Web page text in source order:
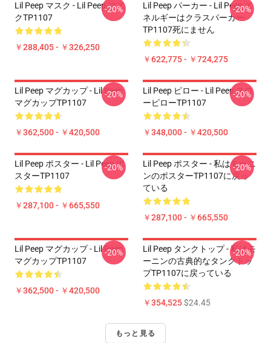
Lil Peep マスク - Lil Peep マス
クTP1107
￥288,405 - ￥326,250
-20%
Lil Peep パーカー - Lil Peep エ
ネルギーはクラスパーカー
TP1107死にません
￥622,775 - ￥724,275
-20%
Lil Peep マグカップ - Lil Peep
マグカップTP1107
￥362,500 - ￥420,500
-20%
Lil Peep ピロー - Lil Peep スロ
ーピローTP1107
￥348,000 - ￥420,500
-20%
Lil Peep ポスター - Lil Peep ポ
スターTP1107
￥287,100 - ￥665,550
-20%
Lil Peep ポスター - 私はモーニ
ンのポスターTP1107に戻っ
ている
￥287,100 - ￥665,550
-20%
Lil Peep マグカップ - Lil Peep
マグカップTP1107
￥362,500 - ￥420,500
-20%
Lil Peep タンクトップ - 私はモ
ーニンの古典的なタンクトッ
プTP1107に戻っている
￥354,525$24.45
-20%
もっと見る